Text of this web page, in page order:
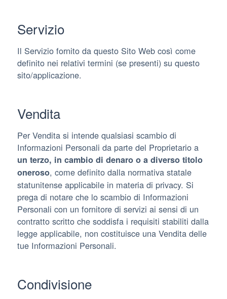
Servizio
Il Servizio fornito da questo Sito Web così come
definito nei relativi termini (se presenti) su questo
sito/applicazione.
Vendita
Per Vendita si intende qualsiasi scambio di
Informazioni Personali da parte del Proprietario a
un terzo, in cambio di denaro o a diverso titolo
oneroso, come definito dalla normativa statale
statunitense applicabile in materia di privacy. Si
prega di notare che lo scambio di Informazioni
Personali con un fornitore di servizi ai sensi di un
contratto scritto che soddisfa i requisiti stabiliti dalla
legge applicabile, non costituisce una Vendita delle
tue Informazioni Personali.
Condivisione